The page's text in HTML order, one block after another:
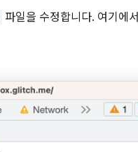
파일을 수정합니다. 여기에서